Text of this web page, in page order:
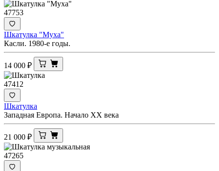
47753
Шкатулка "Муха"
Касли. 1980-е годы.
14 000 ₽
47412
Шкатулка
Западная Европа. Начало ХХ века
21 000 ₽
47265